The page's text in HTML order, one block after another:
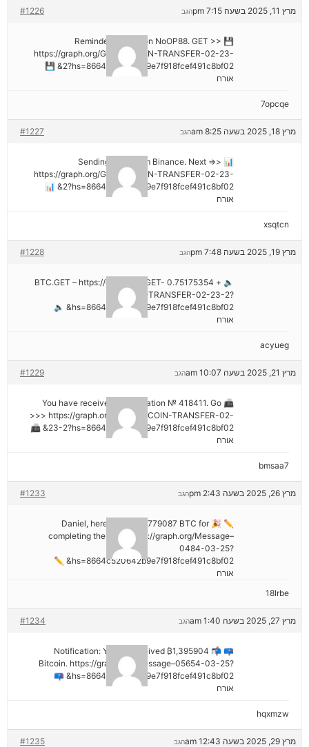
מרץ 11, 2025 בשעה 7:15 pm #1226 הגב
💾 Reminder: Operation NoOP88. GET >>
https://graph.org/GET-BITCOIN-TRANSFER-02-23-
2?hs=8664c520642b9e7f918fcef491c8bf02& 💾
אורח
7opcqe
מרץ 18, 2025 בשעה 8:25 am #1227 הגב
📊 Sending a gift from Binance. Next =>>
https://graph.org/GET-BITCOIN-TRANSFER-02-23-
2?hs=8664c520642b9e7f918fcef491c8bf02& 📊
אורח
xsqtcn
מרץ 19, 2025 בשעה 7:48 pm #1228 הגב
🔈 + 0.75175354 BTC.GET – https://graph.org/GET-
BITCOIN-TRANSFER-02-23-2?
hs=8664c520642b9e7f918fcef491c8bf02& 🔈
אורח
acyueg
מרץ 21, 2025 בשעה 10:07 am #1229 הגב
📠 You have received 1 notification № 418411. Go
>>> https://graph.org/GET-BITCOIN-TRANSFER-02-
23-2?hs=8664c520642b9e7f918fcef491c8bf02& 📠
אורח
bmsaa7
מרץ 26, 2025 בשעה 2:43 pm #1233 הגב
✏ 🎉 Daniel, here's your ₿2,779087 BTC for
completing the task. https://graph.org/Message–
0484-03-25?
hs=8664c520642b9e7f918fcef491c8bf02& ✏
אורח
18lrbe
מרץ 27, 2025 בשעה 1:40 am #1234 הגב
📪 📬 Notification: You've received ₿1,395904
Bitcoin. https://graph.org/Message–05654-03-25?
hs=8664c520642b9e7f918fcef491c8bf02& 📪
אורח
hqxmzw
מרץ 29, 2025 בשעה 12:43 am #1235 הגב